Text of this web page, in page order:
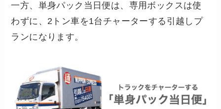
一方、単身パック当日便は、専用ボックスは使
わずに、2トン車を1台チャーターする引越しプ
ランになります。